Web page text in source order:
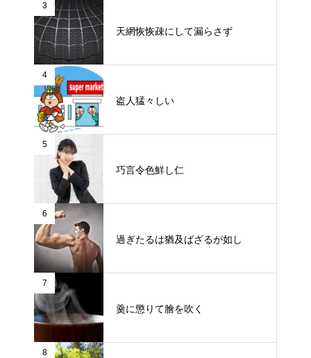
3
天網恢恢疎にして漏らさず
4
盗人猛々しい
5
巧言令色鮮し仁
6
過ぎたるは猶及ばざるが如し
7
羹に懲りて膾を吹く
8